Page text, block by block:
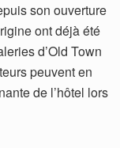
son ouverture
ont déjà été
d’Old Town
peuvent en
de l’hôtel lors